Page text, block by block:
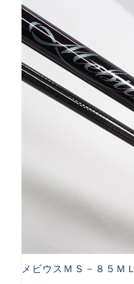
メビウスＭＳ－８５ＭＬ